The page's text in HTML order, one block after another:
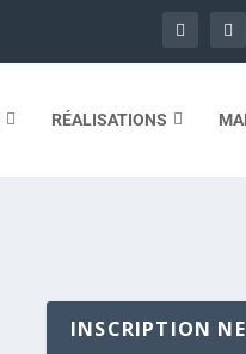
RÉALISATIONS
INSCRIPTION